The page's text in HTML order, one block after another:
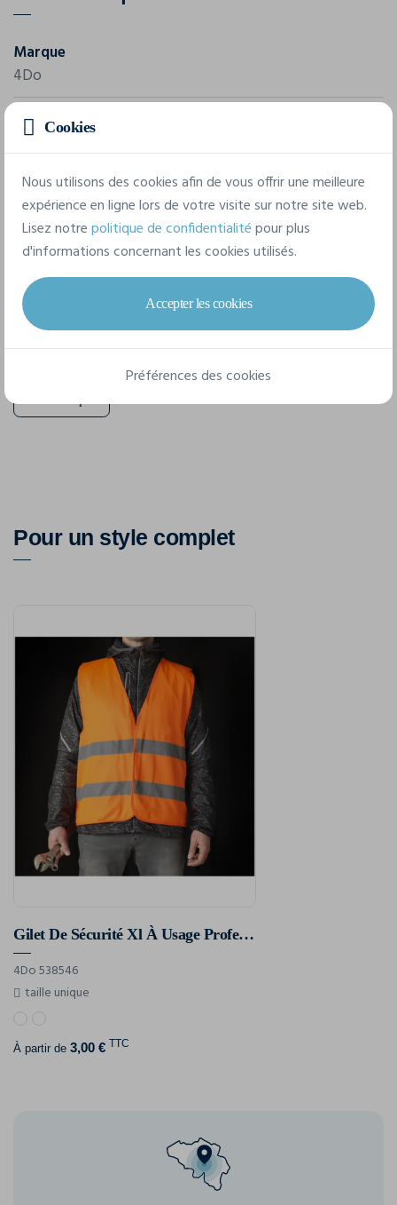
Marque
4Do
Référence
104010
Dimensions
65 x 65 x 0,5 cm
Composition
Polyester
1 taille disponible
Pour un style complet
Gilet De Sécurité Xl À Usage Professionnel See-Me Rfx™
4Do 538546
taille unique
À partir de 3,00 € TTC
Cookies
Nous utilisons des cookies afin de vous offrir une meilleure
expérience en ligne lors de votre visite sur notre site web.
Lisez notrepolitique de confidentialitépour plus
d'informations concernant les cookies utilisés.
Accepter les cookies
Préférences des cookies